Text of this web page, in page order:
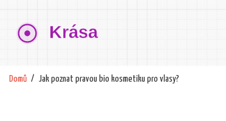
Domů Jak poznat pravou bio kosmetiku pro vlasy?